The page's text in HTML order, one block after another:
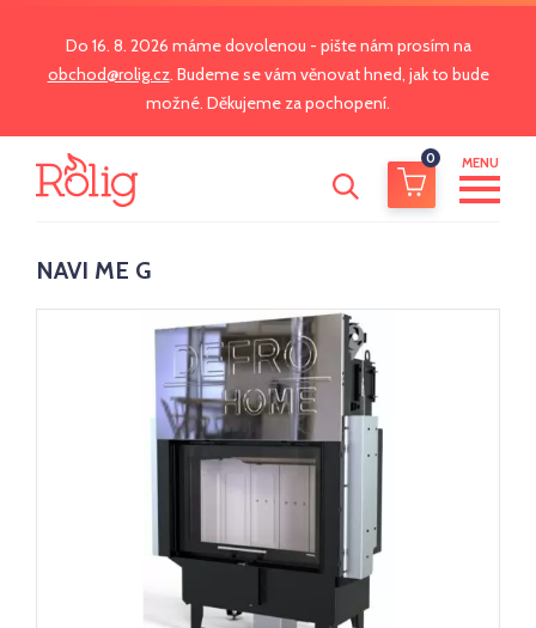
Do 16. 8. 2026 máme dovolenou - pište nám prosím na
obchod@rolig.cz. Budeme se vám věnovat hned, jak to bude
možné. Děkujeme za pochopení.
0 MENU
NAVI ME G